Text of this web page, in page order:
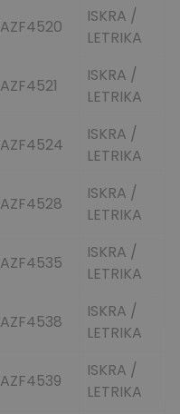
AZF4520
ISKRA /
LETRIKA
AZF4521
ISKRA /
LETRIKA
AZF4524
ISKRA /
LETRIKA
AZF4528
ISKRA /
LETRIKA
AZF4535
ISKRA /
LETRIKA
AZF4538
ISKRA /
LETRIKA
AZF4539
ISKRA /
LETRIKA